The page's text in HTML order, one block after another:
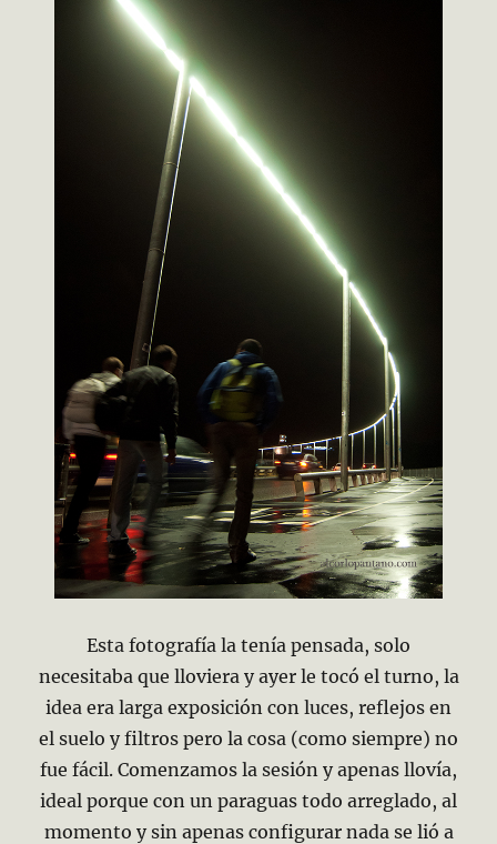
Esta fotografía la tenía pensada, solo
necesitaba que lloviera y ayer le tocó el turno, la
idea era larga exposición con luces, reflejos en
el suelo y filtros pero la cosa (como siempre) no
fue fácil. Comenzamos la sesión y apenas llovía,
ideal porque con un paraguas todo arreglado, al
momento y sin apenas configurar nada se lió a